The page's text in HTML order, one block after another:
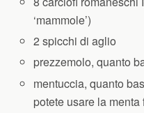
‘mammole’)
2 spicchi di aglio
prezzemolo, quanto
mentuccia, quanto
potete usare la menta